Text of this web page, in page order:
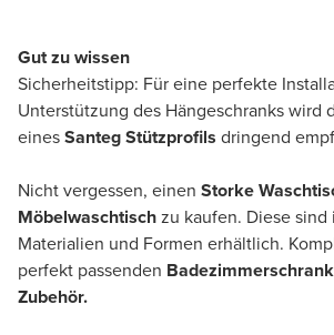
Gut zu wissen
Sicherheitstipp: Für eine perfekte
Unterstützung des Hängeschranks wird
einesSanteg Stützprofils dringend
Nicht vergessen, einen Storke
Möbelwaschtischzu kaufen. Diese
Materialien und Formen erhältlich.
perfekt passenden
Zubehör.